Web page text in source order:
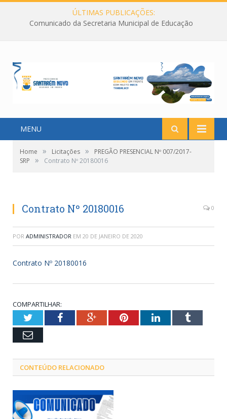
ÚLTIMAS PUBLICAÇÕES:
Comunicado da Secretaria Municipal de Educação
MENU
Home » Licitações »
PREGÃO PRESENCIAL Nº 007/2017-
SRP
» Contrato Nº 20180016
Contrato Nº 20180016 0
POR ADMINISTRADOR EM 20 DE JANEIRO DE 2020
Contrato Nº 20180016
COMPARTILHAR:
TwitterFacebookGoogle+PinterestLinkedInTumblr
Email
CONTEÚDO RELACIONADO